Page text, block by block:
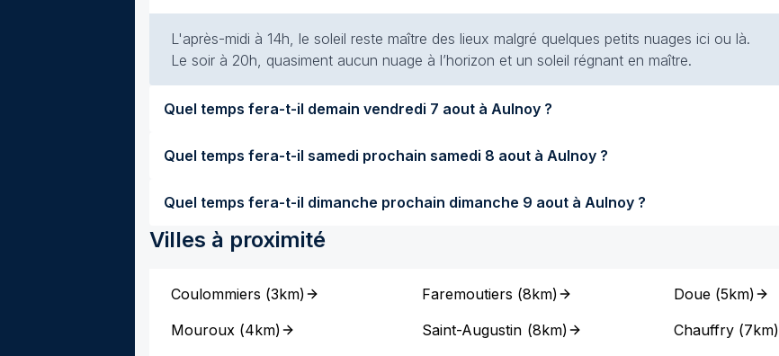
L'après-midi à 14h, le soleil reste maître des lieux malgré quelques petits nuages ici ou là.
Le soir à 20h, quasiment aucun nuage à l’horizon et un soleil régnant en maître.
Quel temps fera-t-il demain vendredi 7 aout à Aulnoy ?
Quel temps fera-t-il samedi prochain samedi 8 aout à Aulnoy ?
Quel temps fera-t-il dimanche prochain dimanche 9 aout à Aulnoy ?
Villes à proximité
Coulommiers (3km)
Mouroux (4km)
Faremoutiers (8km)
Saint-Augustin (8km)
Doue(5km)
Chauffry(7km)